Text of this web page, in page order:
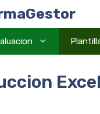
Excel